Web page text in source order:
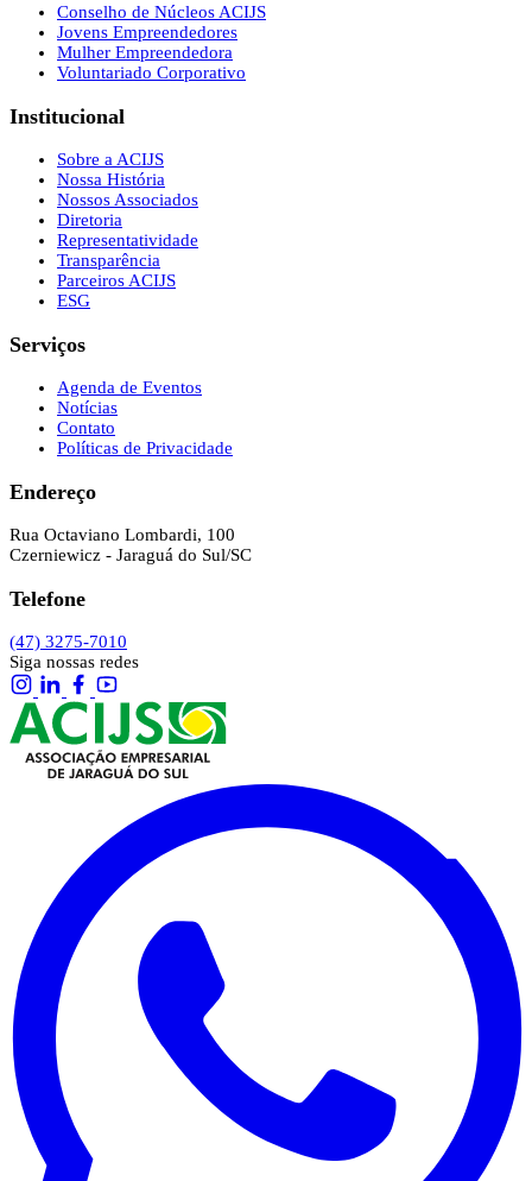
Conselho de Núcleos ACIJS
Jovens Empreendedores
Mulher Empreendedora
Voluntariado Corporativo
Institucional
Sobre a ACIJS
Nossa História
Nossos Associados
Diretoria
Representatividade
Transparência
Parceiros ACIJS
ESG
Serviços
Agenda de Eventos
Notícias
Contato
Políticas de Privacidade
Endereço
Rua Octaviano Lombardi, 100
Czerniewicz - Jaraguá do Sul/SC
Telefone
(47) 3275-7010
Siga nossas redes